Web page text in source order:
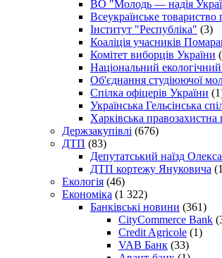
ВО "Молодь — надія
Всеукраїнське товариство
Інститут "Республіка" (3)
Коаліція учасників
Комітет виборців України
Національний
Об'єднання студіюючої
Спілка офіцерів України
Українська Гельсінська
Харківська правозахистна
Держзакупівлі (676)
ДТП (83)
Депутатський наїзд
ДТП кортежу Януковича
Екологія (46)
Економіка (1 322)
Банківські новини (361)
CityCommerce Bank
Credit Agricole (1)
VAB Банк (33)